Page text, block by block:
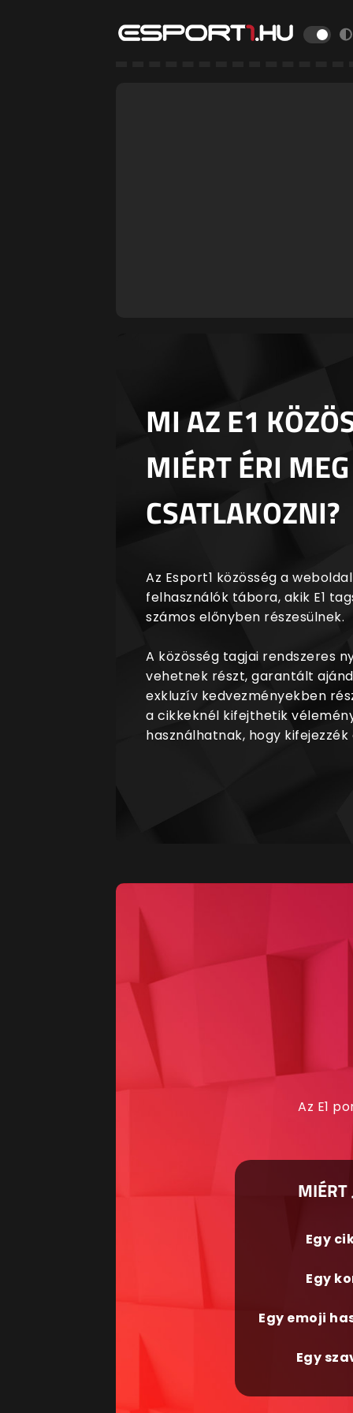
MI AZ E1
MIÉRT ÉRI MEG
CSATLAKOZNI?
Az Esport1 közösség a
felhasználók tábora, akik E1
számos előnyben részesülnek.
A közösség tagjai rendszeres
vehetnek részt, garantált
exkluzív kedvezményekben
a cikkeknél kifejthetik
használhatnak, hogy
Az E1
MIÉRT
Egy
Egy
Egy emoji
Egy